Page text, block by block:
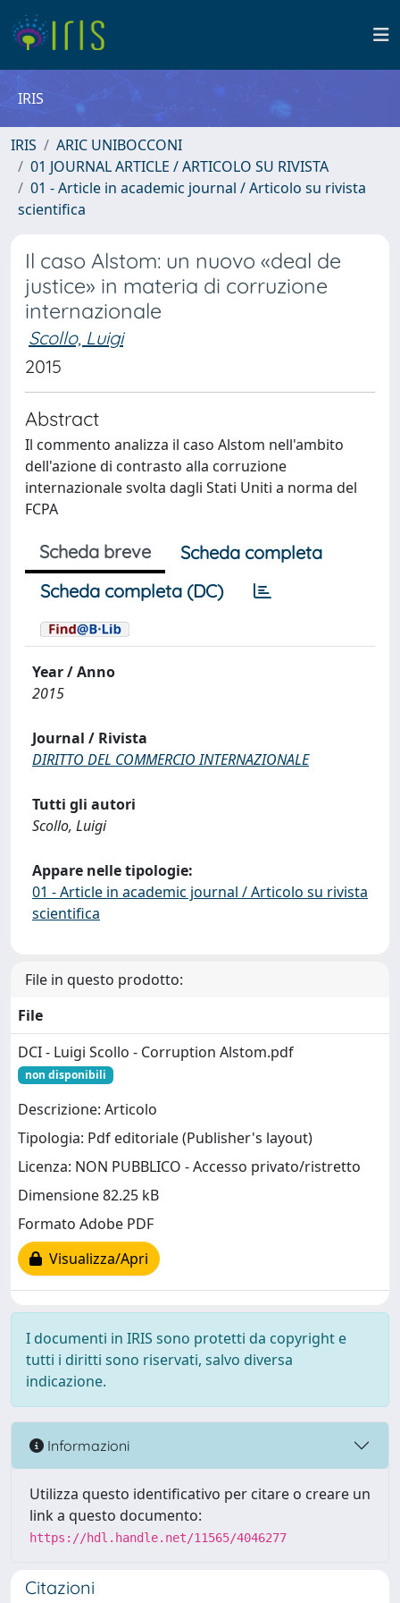
IRIS
IRIS
ARIC UNIBOCCONI
01 JOURNAL ARTICLE / ARTICOLO SU RIVISTA
01 - Article in academic journal / Articolo su rivista
scientifica
Il caso Alstom: un nuovo «deal de
justice» in materia di corruzione
internazionale
Scollo, Luigi
2015
Abstract
Il commento analizza il caso Alstom nell'ambito
dell'azione di contrasto alla corruzione
internazionale svolta dagli Stati Uniti a norma del
FCPA
Scheda breve
Scheda completa
Scheda completa (DC)
Year / Anno
2015
Journal / Rivista
DIRITTO DEL COMMERCIO INTERNAZIONALE
Tutti gli autori
Scollo, Luigi
Appare nelle tipologie:
01 - Article in academic journal / Articolo su rivista
scientifica
File in questo prodotto:
File
DCI - Luigi Scollo - Corruption Alstom.pdf
non disponibili
Descrizione: Articolo
Tipologia: Pdf editoriale (Publisher's layout)
Licenza: NON PUBBLICO - Accesso privato/ristretto
Dimensione 82.25 kB
Formato Adobe PDF
Visualizza/Apri
I documenti in IRIS sono protetti da copyright e
tutti i diritti sono riservati, salvo diversa
indicazione.
Informazioni
Utilizza questo identificativo per citare o creare un
link a questo documento:
https://hdl.handle.net/11565/4046277
Citazioni